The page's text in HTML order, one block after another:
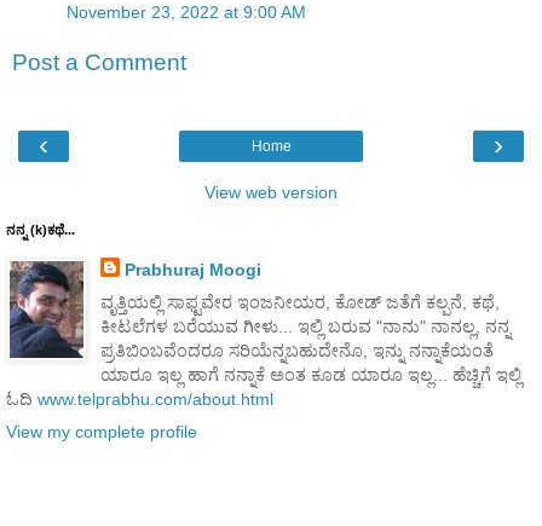
November 23, 2022 at 9:00 AM
Post a Comment
‹ ›
Home
View web version
ನನ್ನ (k)ಕಥೆ...
Prabhuraj Moogi
ವೃತ್ತಿಯಲ್ಲಿ ಸಾಫ್ಟವೇರ ಇಂಜನೀಯರ, ಕೋಡ್ ಜತೆಗೆ ಕಲ್ಪನೆ, ಕಥೆ,
ಕೀಟಲೆಗಳ ಬರೆಯುವ ಗೀಳು... ಇಲ್ಲಿ ಬರುವ "ನಾನು" ನಾನಲ್ಲ, ನನ್ನ
ಪ್ರತಿಬಿಂಬವೆಂದರೂ ಸರಿಯೆನ್ನಬಹುದೇನೊ, ಇನ್ನು ನನ್ನಾಕೆಯಂತೆ
ಯಾರೂ ಇಲ್ಲ ಹಾಗೆ ನನ್ನಾಕೆ ಅಂತ ಕೂಡ ಯಾರೂ ಇಲ್ಲ... ಹೆಚ್ಚಿಗೆ ಇಲ್ಲಿ
ಓದಿ www.telprabhu.com/about.html
View my complete profile